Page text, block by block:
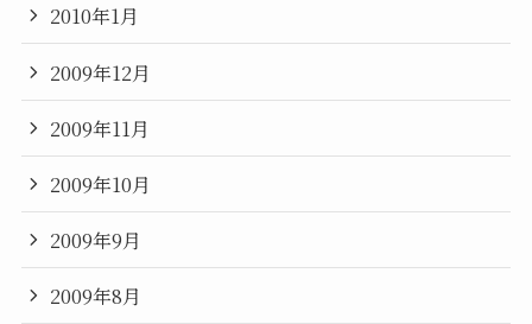
2010年1月
2009年12月
2009年11月
2009年10月
2009年9月
2009年8月